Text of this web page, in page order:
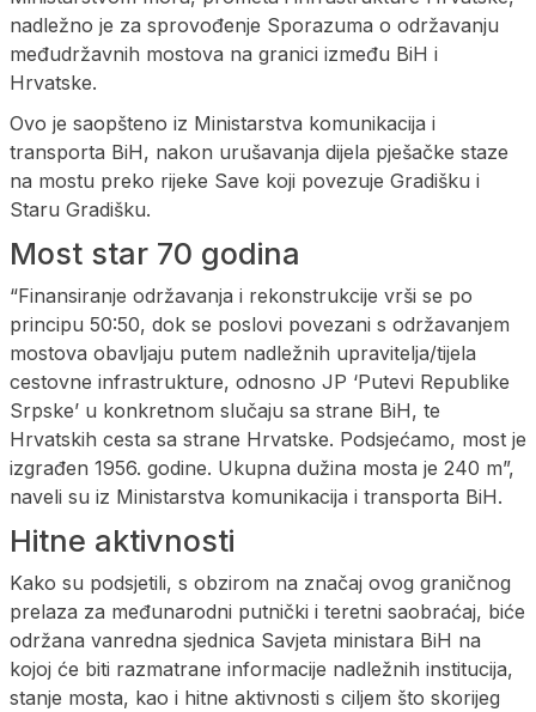
nadležno je za sprovođenje Sporazuma o održavanju
međudržavnih mostova na granici između BiH i
Hrvatske.
Ovo je saopšteno iz Ministarstva komunikacija i
transporta BiH, nakon urušavanja dijela pješačke staze
na mostu preko rijeke Save koji povezuje Gradišku i
Staru Gradišku.
Most star 70 godina
“Finansiranje održavanja i rekonstrukcije vrši se po
principu 50:50, dok se poslovi povezani s održavanjem
mostova obavljaju putem nadležnih upravitelja/tijela
cestovne infrastrukture, odnosno JP ‘Putevi Republike
Srpske’ u konkretnom slučaju sa strane BiH, te
Hrvatskih cesta sa strane Hrvatske. Podsjećamo, most je
izgrađen 1956. godine. Ukupna dužina mosta je 240 m”,
naveli su iz Ministarstva komunikacija i transporta BiH.
Hitne aktivnosti
Kako su podsjetili, s obzirom na značaj ovog graničnog
prelaza za međunarodni putnički i teretni saobraćaj, biće
održana vanredna sjednica Savjeta ministara BiH na
kojoj će biti razmatrane informacije nadležnih institucija,
stanje mosta, kao i hitne aktivnosti s ciljem što skorijeg